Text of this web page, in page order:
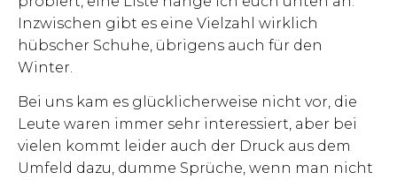
Inzwischen gibt es eine Vielzahl wirklich
hübscher Schuhe, übrigens auch für den
Winter.
Bei uns kam es glücklicherweise nicht vor, die
Leute waren immer sehr interessiert, aber bei
vielen kommt leider auch der Druck aus dem
Umfeld dazu, dumme Sprüche, wenn man nicht